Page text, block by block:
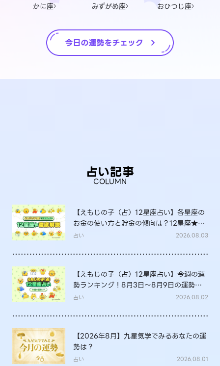
かに座 みずがめ座 おひつじ座
占い記事
COLUMN
【えもじの子（占）12星座占い】各星座の
お金の使い方と貯金の傾向は？12星座★徹
底解説
占い 2026.08.03
【えもじの子（占）12星座占い】今週の運
勢ランキング！8月3日～8月9日の運勢
は？
占い 2026.08.02
【2026年8月】九星気学でみるあなたの運
勢は？
占い 2026.08.01